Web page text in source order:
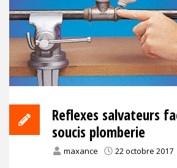
Reflexes salvateurs
soucis plomberie
maxance 22 octobre 2017